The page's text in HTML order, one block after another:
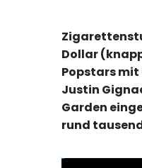
Dollar
Popstars mit
Justin
Garden
rund